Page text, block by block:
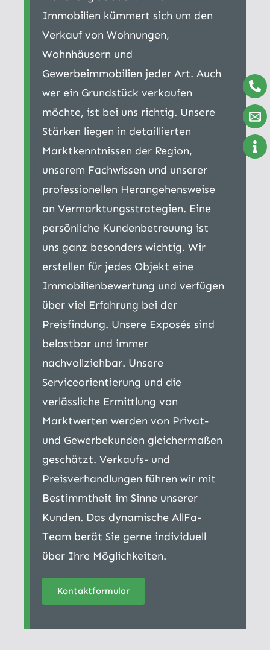
Immobilien kümmert sich um den
Verkauf von Wohnungen,
Wohnhäusern und
Gewerbeimmobilien jeder Art. Auch
wer ein Grundstück verkaufen
möchte, ist bei uns richtig. Unsere
Stärken liegen in detaillierten
Marktkenntnissen der Region,
unserem Fachwissen und unserer
professionellen Herangehensweise
an Vermarktungsstrategien. Eine
persönliche Kundenbetreuung ist
uns ganz besonders wichtig. Wir
erstellen für jedes Objekt eine
Immobilienbewertung und verfügen
über viel Erfahrung bei der
Preisfindung. Unsere Exposés sind
belastbar und immer
nachvollziehbar. Unsere
Serviceorientierung und die
verlässliche Ermittlung von
Marktwerten werden von Privat-
und Gewerbekunden gleichermaßen
geschätzt. Verkaufs- und
Preisverhandlungen führen wir mit
Bestimmtheit im Sinne unserer
Kunden. Das dynamische AllFa-
Team berät Sie gerne individuell
über Ihre Möglichkeiten.
Kontaktformular